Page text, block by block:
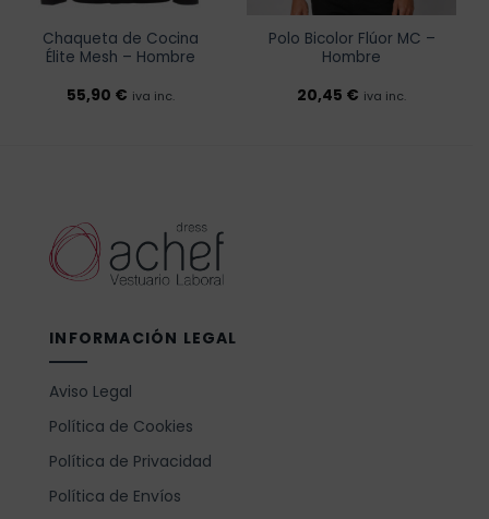
Chaqueta de Cocina
Élite Mesh – Hombre
55,90 € iva inc.
Polo Bicolor Flúor MC –
Hombre
20,45 € iva inc.
INFORMACIÓN LEGAL
Aviso Legal
Política de Cookies
Política de Privacidad
Política de Envíos